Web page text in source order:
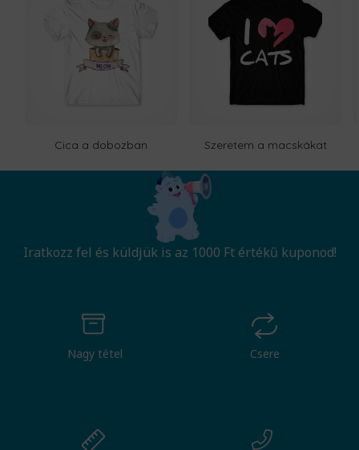
Cica a dobozban Szeretem a macskákat
Iratkozz fel és küldjük is az 1000 Ft értékű kuponod!
Nagy tétel Csere